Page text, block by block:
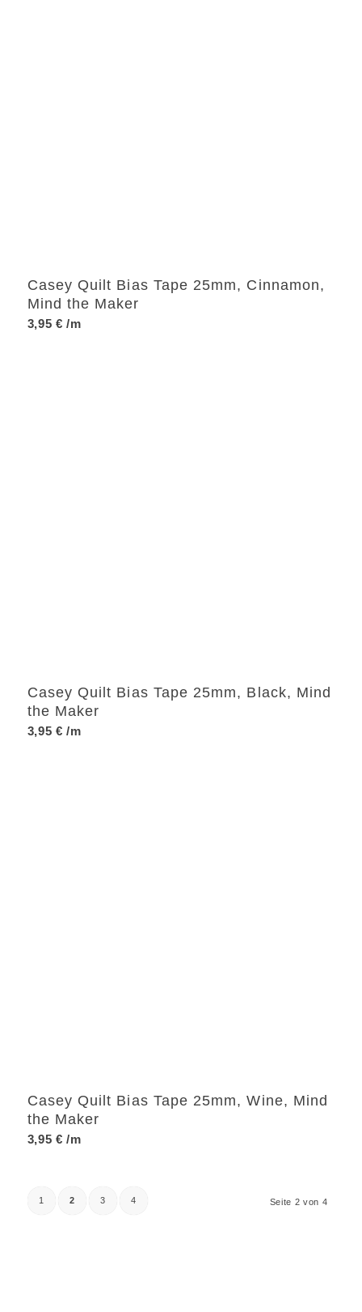
Casey Quilt Bias Tape 25mm, Cinnamon,
Mind the Maker
3,95 € /m
Casey Quilt Bias Tape 25mm, Black, Mind
the Maker
3,95 € /m
Casey Quilt Bias Tape 25mm, Wine, Mind
the Maker
3,95 € /m
Seite 2 von 4
1 2 3 4